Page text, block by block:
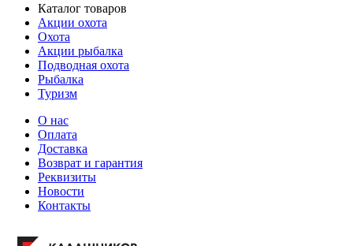
Каталог товаров
Акции охота
Охота
Акции рыбалка
Подводная охота
Рыбалка
Туризм
О нас
Оплата
Доставка
Возврат и гарантия
Реквизиты
Новости
Контакты